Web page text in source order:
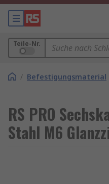
Teile-Nr.
/ Befestigungsmaterial
RS PRO
Stahl M6